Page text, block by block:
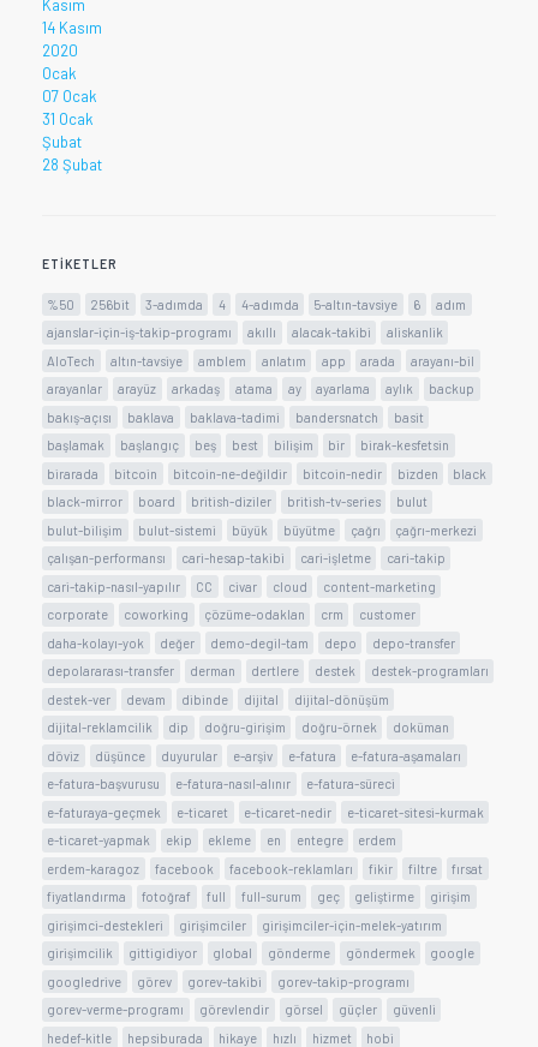
Kasım
14 Kasım
2020
Ocak
07 Ocak
31 Ocak
Şubat
28 Şubat
ETIKETLER
%50 256bit 3-adımda 4 4-adımda 5-altın-tavsiye 6
adım
ajanslar-için-iş-takip-programı
akıllı alacak-takibi
aliskanlik
AloTech
altın-tavsiye amblem anlatım app arada
arayanı-bil
arayanlar
arayüz arkadaş atama ay ayarlama aylık
backup
bakış-açısı
baklava baklava-tadimi bandersnatch
basit
başlamak
başlangıç beş best bilişim bir
birak-kesfetsin
birarada
bitcoin bitcoin-ne-değildir bitcoin-nedir bizden
black
black-mirror
board british-diziler british-tv-series
bulut
bulut-bilişim
bulut-sistemi büyük büyütme çağrı
çağrı-merkezi
çalışan-performansı
cari-hesap-takibi cari-işletme
cari-takip
cari-takip-nasıl-yapılır
CC civar cloud
content-marketing
corporate
coworking çözüme-odaklan crm
customer
daha-kolayı-yok
değer demo-degil-tam depo
depo-transfer
depolararası-transfer
derman dertlere destek
destek-programları
destek-ver
devam dibinde dijital
dijital-dönüşüm
dijital-reklamcilik
dip doğru-girişim doğru-örnek
doküman
döviz
düşünce duyurular e-arşiv e-fatura
e-fatura-aşamaları
e-fatura-başvurusu
e-fatura-nasıl-alınır
e-fatura-süreci
e-faturaya-geçmek
e-ticaret e-ticaret-nedir
e-ticaret-sitesi-kurmak
e-ticaret-yapmak
ekip ekleme en entegre
erdem
erdem-karagoz
facebook facebook-reklamları fikir filtre
fırsat
fiyatlandırma
fotoğraf full full-surum geç geliştirme
girişim
girişimci-destekleri
girişimciler
girişimciler-için-melek-yatırım
girişimcilik
gittigidiyor global gönderme göndermek
google
googledrive
görev gorev-takibi
gorev-takip-programı
gorev-verme-programı
görevlendir görsel güçler
güvenli
hedef-kitle
hepsiburada hikaye hızlı hizmet
hobi